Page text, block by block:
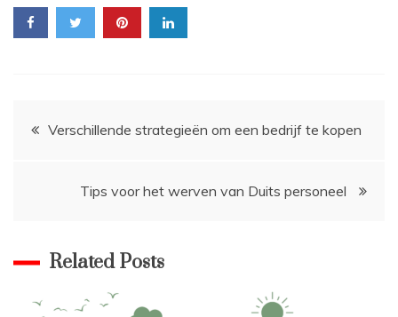
Bericht
Verschillende strategieën om een bedrijf te kopen
Tips voor het werven van Duits personeel
Related Posts